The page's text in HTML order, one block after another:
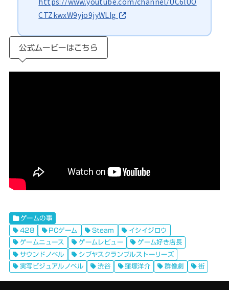
CTZkwxW9yjo9jyWLIg
公式ムービーはこちら
ゲームの事
428
PCゲーム Steam
イシイジロウ
ゲームニュース
ゲームレビュー
ゲーム好き店長
サウンドノベル
シブヤスクランブルストーリーズ
実写ビジュアルノベル
渋谷 窪塚洋介 群像劇 街